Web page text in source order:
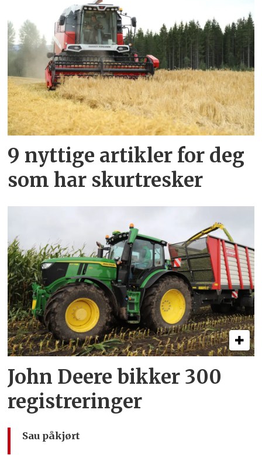
9 nyttige artikler for deg
som har skurtresker
John Deere bikker 300
registreringer
Sau påkjørt